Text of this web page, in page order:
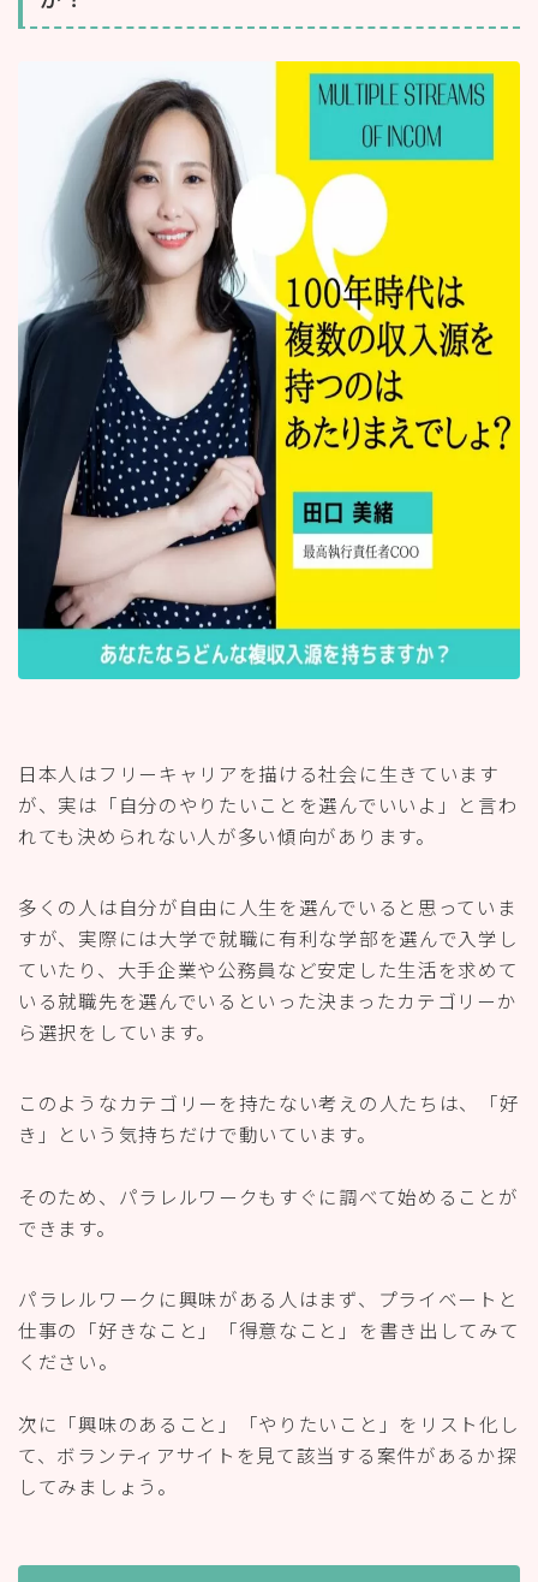
日本人はフリーキャリアを描ける社会に生きています
が、実は「自分のやりたいことを選んでいいよ」と言わ
れても決められない人が多い傾向があります。
多くの人は自分が自由に人生を選んでいると思っていま
すが、実際には大学で就職に有利な学部を選んで入学し
ていたり、大手企業や公務員など安定した生活を求めて
いる就職先を選んでいるといった決まったカテゴリーか
ら選択をしています。
このようなカテゴリーを持たない考えの人たちは、「好
き」という気持ちだけで動いています。
そのため、パラレルワークもすぐに調べて始めることが
できます。
パラレルワークに興味がある人はまず、プライベートと
仕事の「好きなこと」「得意なこと」を書き出してみて
ください。
次に「興味のあること」「やりたいこと」をリスト化し
て、ボランティアサイトを見て該当する案件があるか探
してみましょう。